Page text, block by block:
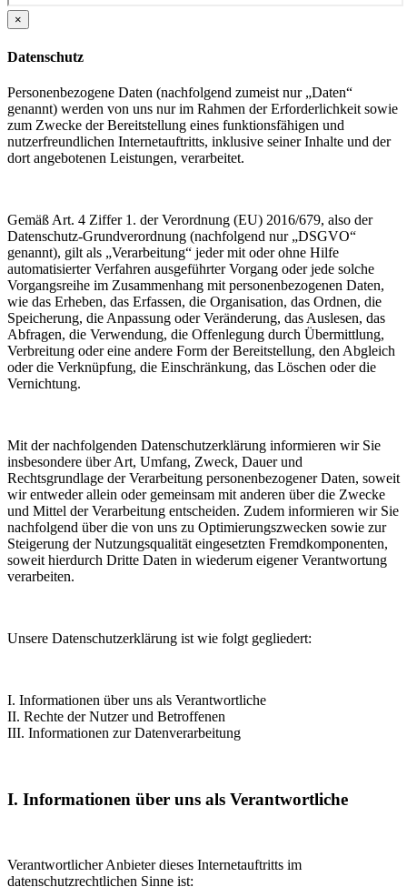
×
Datenschutz
Personenbezogene Daten (nachfolgend zumeist nur „Daten“
genannt) werden von uns nur im Rahmen der Erforderlichkeit sowie
zum Zwecke der Bereitstellung eines funktionsfähigen und
nutzerfreundlichen Internetauftritts, inklusive seiner Inhalte und der
dort angebotenen Leistungen, verarbeitet.
Gemäß Art. 4 Ziffer 1. der Verordnung (EU) 2016/679, also der
Datenschutz-Grundverordnung (nachfolgend nur „DSGVO“
genannt), gilt als „Verarbeitung“ jeder mit oder ohne Hilfe
automatisierter Verfahren ausgeführter Vorgang oder jede solche
Vorgangsreihe im Zusammenhang mit personenbezogenen Daten,
wie das Erheben, das Erfassen, die Organisation, das Ordnen, die
Speicherung, die Anpassung oder Veränderung, das Auslesen, das
Abfragen, die Verwendung, die Offenlegung durch Übermittlung,
Verbreitung oder eine andere Form der Bereitstellung, den Abgleich
oder die Verknüpfung, die Einschränkung, das Löschen oder die
Vernichtung.
Mit der nachfolgenden Datenschutzerklärung informieren wir Sie
insbesondere über Art, Umfang, Zweck, Dauer und
Rechtsgrundlage der Verarbeitung personenbezogener Daten, soweit
wir entweder allein oder gemeinsam mit anderen über die Zwecke
und Mittel der Verarbeitung entscheiden. Zudem informieren wir Sie
nachfolgend über die von uns zu Optimierungszwecken sowie zur
Steigerung der Nutzungsqualität eingesetzten Fremdkomponenten,
soweit hierdurch Dritte Daten in wiederum eigener Verantwortung
verarbeiten.
Unsere Datenschutzerklärung ist wie folgt gegliedert:
I. Informationen über uns als Verantwortliche
II. Rechte der Nutzer und Betroffenen
III. Informationen zur Datenverarbeitung
I. Informationen über uns als Verantwortliche
Verantwortlicher Anbieter dieses Internetauftritts im
datenschutzrechtlichen Sinne ist: